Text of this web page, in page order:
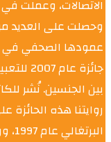
الاتصالات، وعملت في
وحصلت على العديد
عمودها الصحفي في
جائزة
بين الجنسين. نُشر
روايتنا هذه الحائزة